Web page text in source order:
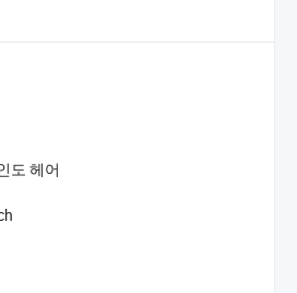
도 헤어